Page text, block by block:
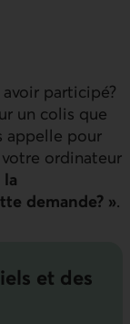
participé?
un colis que
appelle pour
ordinateur
la
demande? ».
et des